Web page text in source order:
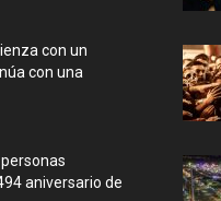
con un
con una
aniversario de